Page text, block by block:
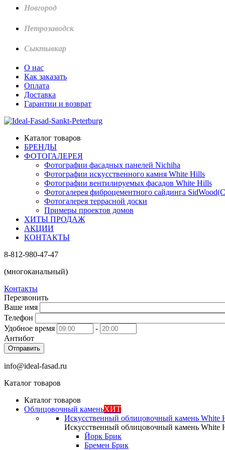
Новгород
Петрозаводск
Сыктывкар
О нас
Как заказать
Оплата
Доставка
Гарантии и возврат
Каталог товаров
БРЕНДЫ
ФОТОГАЛЕРЕЯ
Фотографии фасадных панелей Nichiha
Фотографии искусственного камня White Hills
Фотографии вентилируемых фасадов White Hills
Фотогалерея фиброцементного сайдинга
Фотогалерея террасной доски
Примеры проектов домов
ХИТЫ ПРОДАЖ
АКЦИИ
КОНТАКТЫ
8-812-980-47-47
(многоканальный)
Контакты
Перезвонить
Ваше имя
Телефон
Удобное время
-
Антибот
Отправить
info@ideal-fasad.ru
Каталог товаров
Каталог товаров
Облицовочный каменьХИТ
Искусственный облицовочный камень White
Искусственный облицовочный камень White
Йорк Брик
Бремен Брик